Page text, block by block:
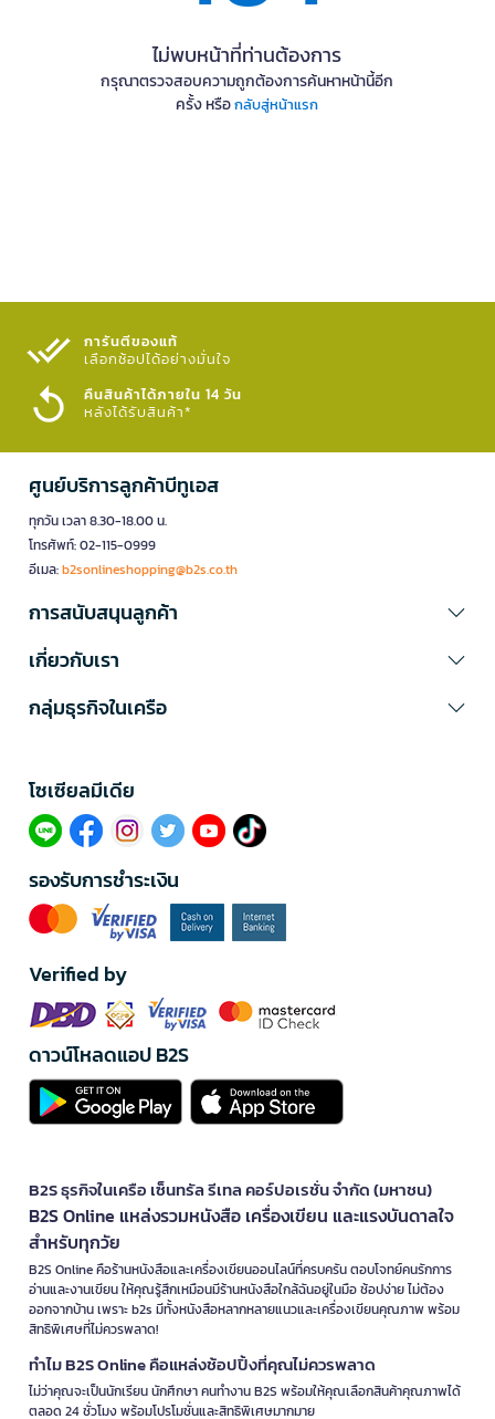
ไม่พบหน้าที่ท่านต้องการ
กรุณาตรวจสอบความถูกต้องการค้นหาหน้านี้อีก
ครั้ง หรือกลับสู่หน้าแรก
การันตีของแท้
เลือกช้อปได้อย่างมั่นใจ​
คืนสินค้าได้ภายใน 14 วัน
หลังได้รับสินค้า*
ศูนย์บริการลูกค้าบีทูเอส
ทุกวัน เวลา 8.30-18.00 น.
โทรศัพท์: 02-115-0999
อีเมล:b2sonlineshopping@b2s.co.th
การสนับสนุนลูกค้า
เกี่ยวกับเรา
กลุ่มธุรกิจในเครือ
โซเซียลมีเดีย​
รองรับการชำระเงิน
Verified by
ดาวน์โหลดแอป B2S
B2S ธุรกิจในเครือ เซ็นทรัล รีเทล คอร์ปอเรชั่น จำกัด (มหาชน)
B2S Online แหล่งรวมหนังสือ เครื่องเขียน และแรงบันดาลใจ
สำหรับทุกวัย
B2S Online คือร้านหนังสือและเครื่องเขียนออนไลน์ที่ครบครัน ตอบโจทย์คนรักการ
อ่านและงานเขียน ให้คุณรู้สึกเหมือนมีร้านหนังสือใกล้ฉันอยู่ในมือ ช้อปง่าย ไม่ต้อง
ออกจากบ้าน เพราะ b2s มีทั้งหนังสือหลากหลายแนวและเครื่องเขียนคุณภาพ พร้อม
สิทธิพิเศษที่ไม่ควรพลาด!
ทำไม B2S Online คือแหล่งช้อปปิ้งที่คุณไม่ควรพลาด
ไม่ว่าคุณจะเป็นนักเรียน นักศึกษา คนทำงาน B2S พร้อมให้คุณเลือกสินค้าคุณภาพได้
ตลอด 24 ชั่วโมง พร้อมโปรโมชั่นและสิทธิพิเศษมากมาย